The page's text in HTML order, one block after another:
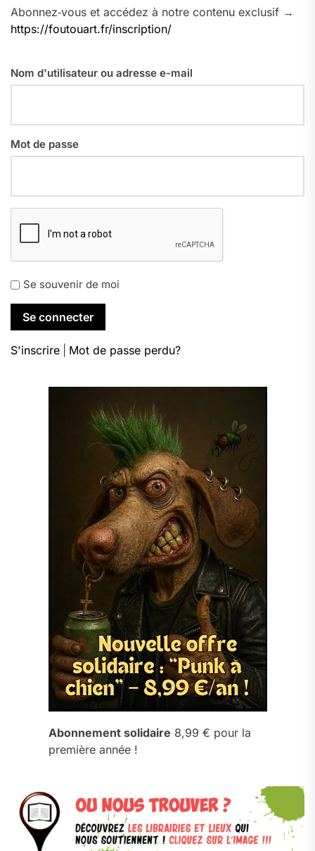
Abonnez‑vous et accédez à notre contenu exclusif →
https://foutouart.fr/inscription/
Nom d'utilisateur ou adresse e-mail
Mot de passe
Se souvenir de moi
S'inscrire Mot de passe perdu?
Abonnement solidaire 8,99 € pour la
première année !